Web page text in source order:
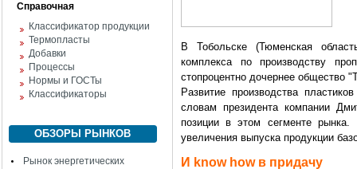
Справочная
Классификатор продукции
Термопласты
Добавки
Процессы
Нормы и ГОСТы
Классификаторы
ОБЗОРЫ РЫНКОВ
Рынок энергетических
В Тобольске (Тюменская
комплекса по производству
стопроцентно дочернее общество
Развитие производства
словам президента компании
позиции в этом сегменте рынка.
увеличения выпуска продукции
И know how в придачу